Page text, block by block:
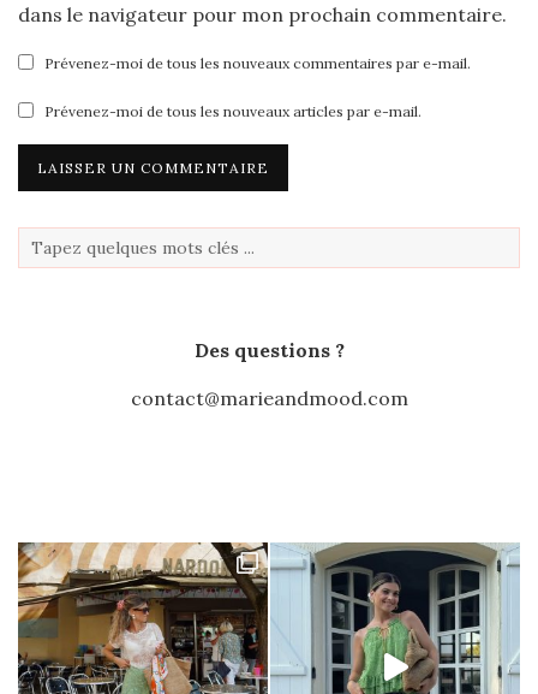
dans le navigateur pour mon prochain commentaire.
Prévenez-moi de tous les nouveaux commentaires par e-mail.
Prévenez-moi de tous les nouveaux articles par e-mail.
Des questions ?
contact@marieandmood.com